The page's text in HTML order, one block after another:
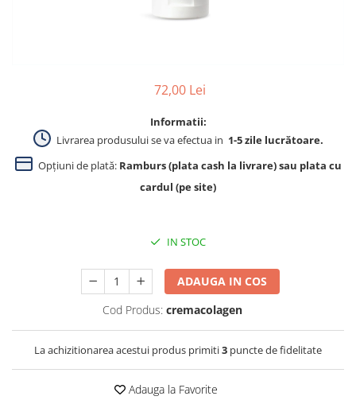
72,00 Lei
Informatii:
Livrarea produsului se va efectua in 1-5 zile lucrătoare.
Opțiuni de plată: Ramburs (plata cash la livrare) sau plata cu
cardul (pe site)
IN STOC
ADAUGA IN COS
Cod Produs: cremacolagen
La achizitionarea acestui produs primiti3 puncte de fidelitate
Adauga la Favorite